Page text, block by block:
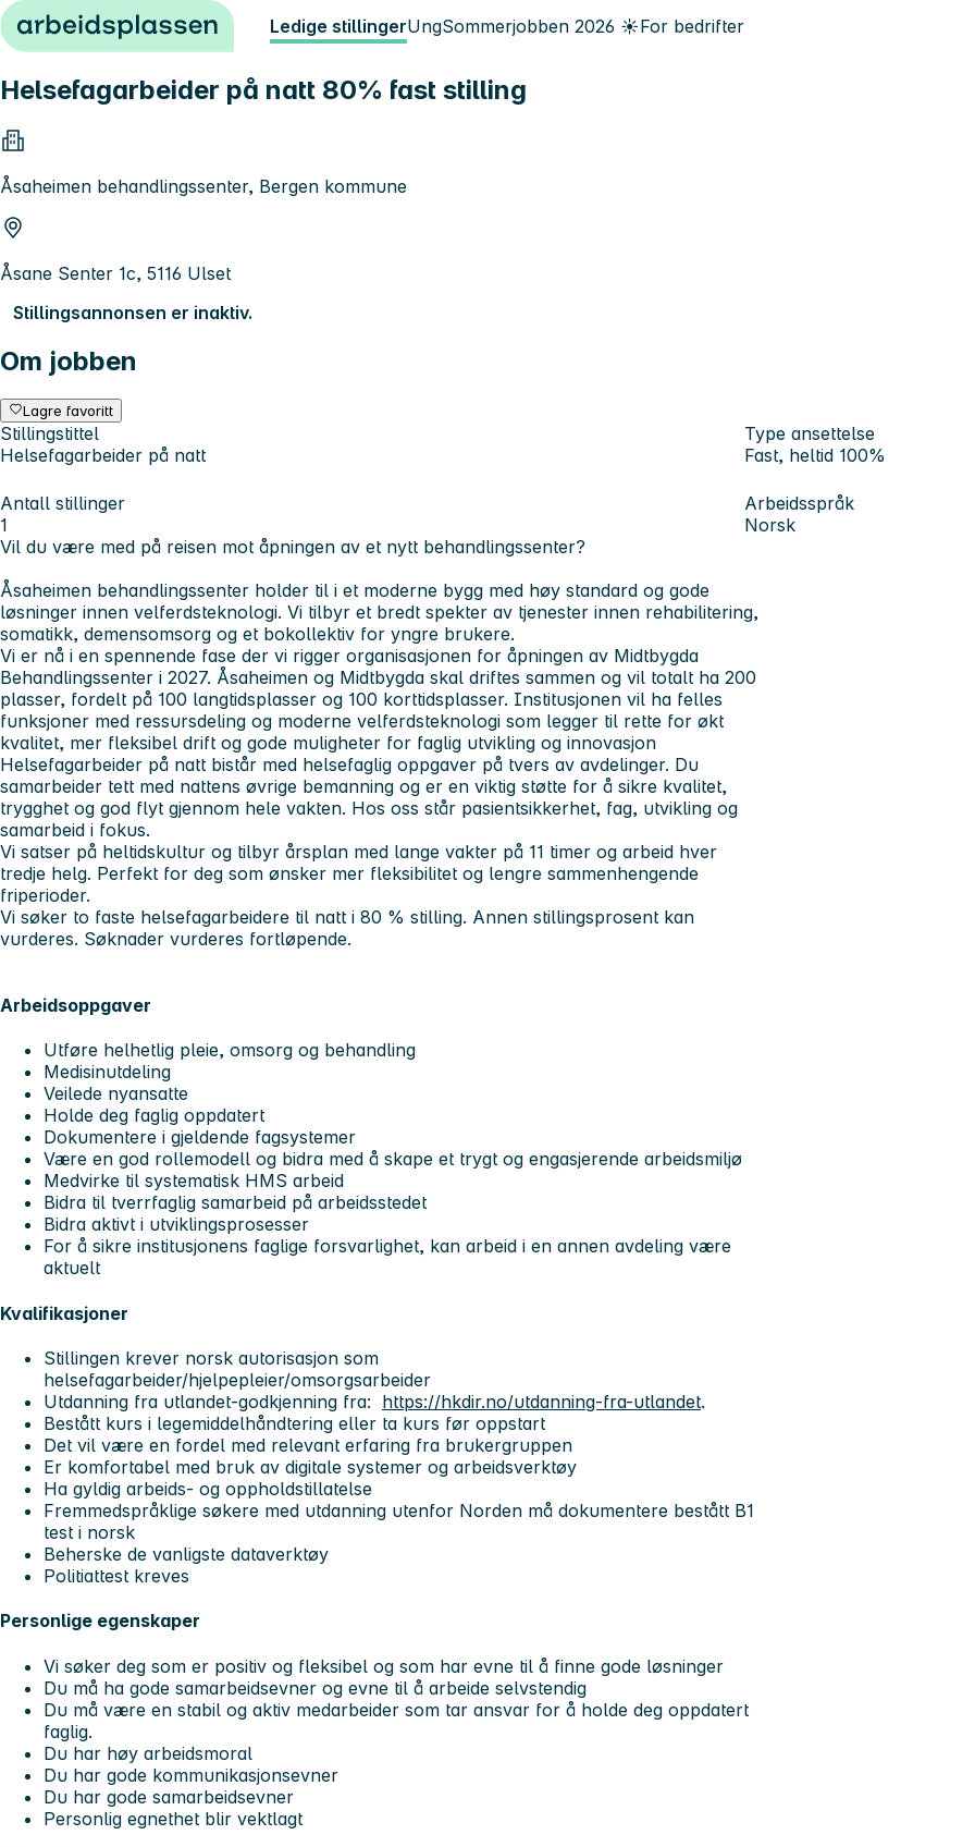
Hopp til innhold Ledige stillingerUngSommerjobben 2026 ☀️For bedrifter
Helsefagarbeider på natt 80% fast stilling
Åsaheimen behandlingssenter, Bergen kommune
Åsane Senter 1c, 5116 Ulset
Stillingsannonsen er inaktiv.
Om jobben
Lagre favoritt
Stillingstittel
Helsefagarbeider på natt
Type ansettelse
Fast, heltid 100%
Antall stillinger
1
Arbeidsspråk
Norsk
Vil du være med på reisen mot åpningen av et nytt behandlingssenter?
Åsaheimen behandlingssenter holder til i et moderne bygg med høy standard og gode
løsninger innen velferdsteknologi. Vi tilbyr et bredt spekter av tjenester innen rehabilitering,
somatikk, demensomsorg og et bokollektiv for yngre brukere.
Vi er nå i en spennende fase der vi rigger organisasjonen for åpningen av Midtbygda
Behandlingssenter i 2027. Åsaheimen og Midtbygda skal driftes sammen og vil totalt ha 200
plasser, fordelt på 100 langtidsplasser og 100 korttidsplasser. Institusjonen vil ha felles
funksjoner med ressursdeling og moderne velferdsteknologi som legger til rette for økt
kvalitet, mer fleksibel drift og gode muligheter for faglig utvikling og innovasjon
Helsefagarbeider på natt bistår med helsefaglig oppgaver på tvers av avdelinger. Du
samarbeider tett med nattens øvrige bemanning og er en viktig støtte for å sikre kvalitet,
trygghet og god flyt gjennom hele vakten. Hos oss står pasientsikkerhet, fag, utvikling og
samarbeid i fokus.
Vi satser på heltidskultur og tilbyr årsplan med lange vakter på 11 timer og arbeid hver
tredje helg. Perfekt for deg som ønsker mer fleksibilitet og lengre sammenhengende
friperioder.
Vi søker to faste helsefagarbeidere til natt i 80 % stilling. Annen stillingsprosent kan
vurderes. Søknader vurderes fortløpende.
Arbeidsoppgaver
Utføre helhetlig pleie, omsorg og behandling
Medisinutdeling
Veilede nyansatte
Holde deg faglig oppdatert
Dokumentere i gjeldende fagsystemer
Være en god rollemodell og bidra med å skape et trygt og engasjerende arbeidsmiljø
Medvirke til systematisk HMS arbeid
Bidra til tverrfaglig samarbeid på arbeidsstedet
Bidra aktivt i utviklingsprosesser
For å sikre institusjonens faglige forsvarlighet, kan arbeid i en annen avdeling være
aktuelt
Kvalifikasjoner
Stillingen krever norsk autorisasjon som
helsefagarbeider/hjelpepleier/omsorgsarbeider
Utdanning fra utlandet-godkjenning fra: https://hkdir.no/utdanning-fra-utlandet.
Bestått kurs i legemiddelhåndtering eller ta kurs før oppstart
Det vil være en fordel med relevant erfaring fra brukergruppen
Er komfortabel med bruk av digitale systemer og arbeidsverktøy
Ha gyldig arbeids- og oppholdstillatelse
Fremmedspråklige søkere med utdanning utenfor Norden må dokumentere bestått B1
test i norsk
Beherske de vanligste dataverktøy
Politiattest kreves
Personlige egenskaper
Vi søker deg som er positiv og fleksibel og som har evne til å finne gode løsninger
Du må ha gode samarbeidsevner og evne til å arbeide selvstendig
Du må være en stabil og aktiv medarbeider som tar ansvar for å holde deg oppdatert
faglig.
Du har høy arbeidsmoral
Du har gode kommunikasjonsevner
Du har gode samarbeidsevner
Personlig egnethet blir vektlagt